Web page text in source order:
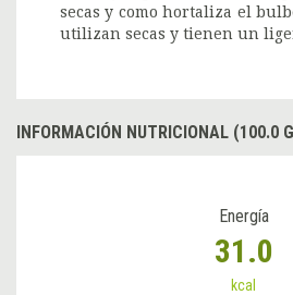
secas y como hortaliza el
utilizan secas y tienen un
INFORMACIÓN NUTRICIONAL (100.0
Energía
31.0
kcal